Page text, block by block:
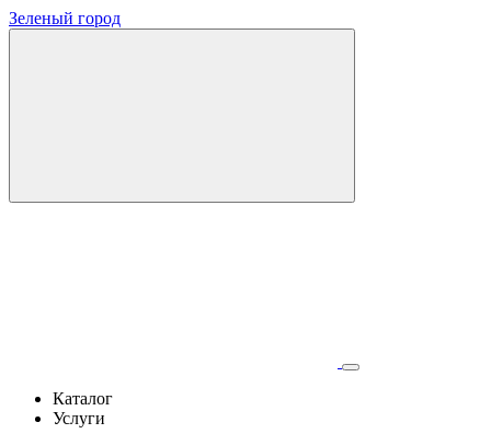
Зеленый город
Каталог
Услуги